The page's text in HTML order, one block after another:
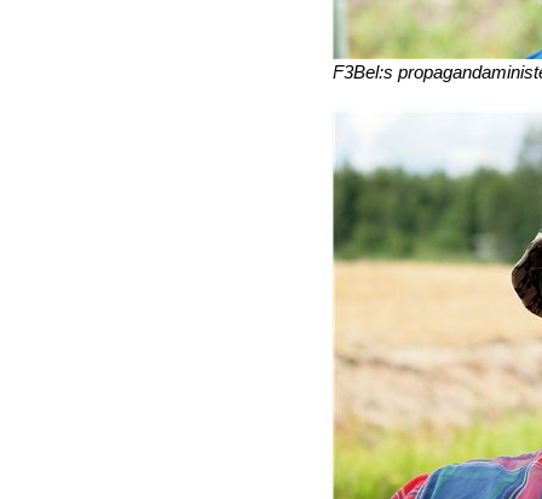
F3Bel:s